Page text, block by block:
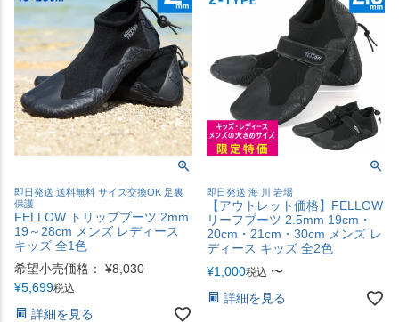
即日発送 送料無料 サイズ交換OK 足裏
保護
FELLOW トリップブーツ 2mm
19～28cm メンズ レディース
キッズ 全1色
希望小売価格：
¥8,030
¥5,699税込
詳細を見る
即日発送 海 川 岩場
【アウトレット価格】FELLOW
リーフブーツ 2.5mm 19cm・
20cm・21cm・30cm メンズ レ
ディース キッズ 全2色
¥1,000税込 〜
詳細を見る